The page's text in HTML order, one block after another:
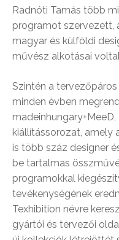
Radnóti Tamás több
programot szervezett,
magyar és külföldi
művész alkotásai
Szintén a
minden évben
kiállítássorozat, amely
is több száz designer
be tartalmas
programokkal
tevékenységének
Texhibition névre
gyártói és tervezői